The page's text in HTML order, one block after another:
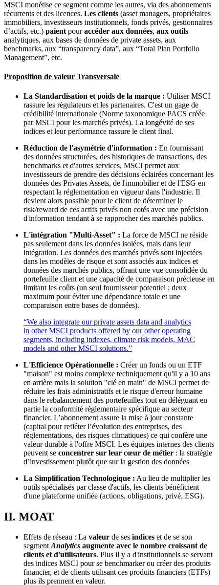
MSCI monétise ce segment comme les autres, via des abonnements
récurrents et des licences. Les clients (asset managers, propriétaires
immobiliers, investisseurs institutionnels, fonds privés, gestionnaires
d’actifs, etc.) paient pouraccéder aux données, aux outils
analytiques, aux bases de données de private assets, aux
benchmarks, aux “transparency data”, aux “Total Plan Portfolio
Management”, etc.
Proposition de valeur Transversale
La Standardisation et poids de la marque : Utiliser MSCI
rassure les régulateurs et les partenaires. C'est un gage de
crédibilité internationale (Norme taxonomique PACS créée
par MSCI pour les marchés privés). La longévité de ses
indices et leur performance rassure le client final.
Réduction de l'asymétrie d'information : En fournissant
des données structurées, des historiques de transactions, des
benchmarks et d'autres services, MSCI permet aux
investisseurs de prendre des décisions éclairées concernant les
données des Privates Assets, de l'immobilier et de l'ESG en
respectant la réglementation en vigueur dans l'industrie. Il
devient alors possible pour le client de déterminer le
risk/reward de ces actifs privés non cotés avec une précision
d'information tendant à se rapprocher des marchés publics.
L'intégration "Multi-Asset" : La force de MSCI ne réside
pas seulement dans les données isolées, mais dans leur
intégration. Les données des marchés privés sont injectées
dans les modèles de risque et sont associés aux indices et
données des marchés publics, offrant une vue consolidée du
portefeuille client et une capacité de comparaison précieuse en
limitant les coûts (un seul fournisseur potentiel ; deux
maximum pour éviter une dépendance totale et une
comparaison entre bases de données).
“We also integrate our private assets data and analytics
in other MSCI products offered by our other operating
segments, including indexes, climate risk models, MAC
models and other MSCI solutions.”
L'Efficience Opérationnelle : Créer un fonds ou un ETF
"maison" est moins complexe techniquement qu'il y a 10 ans
en arrière mais la solution "clé en main" de MSCI permet de
réduire les frais administratifs et le risque d'erreur humaine
dans le rebalancement des portefeuilles tout en déléguant en
partie la conformité réglementaire spécifique au secteur
financier. L’abonnement assure la mise à jour constante
(capital pour refléter l’évolution des entreprises, des
réglementations, des risques climatiques) ce qui confère une
valeur durable à l'offre MSCI. Les équipes internes des clients
peuvent se concentrer sur leur cœur de métier : la stratégie
d’investissement plutôt que sur la gestion des données
La Simplification Technologique : Au lieu de multiplier les
outils spécialisés par classe d'actifs, les clients bénéficient
d'une plateforme unifiée (actions, obligations, privé, ESG).
II. MOAT
Effets de réseau : La valeur de ses indices et de se son
segmentAnalytics augmente avec le nombre croissant de
clients et d'utilisateurs. Plus il y a d'institutionnels se servant
des indices MSCI pour se benchmarker ou créer des produits
financier, et de clients utilisant ces produits financiers (ETFs)
plus ils prennent en valeur.